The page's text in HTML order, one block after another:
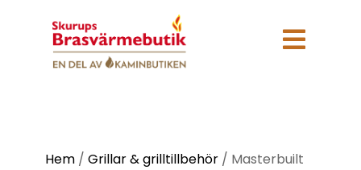

Hem / Grillar & grilltillbehör / Masterbuilt